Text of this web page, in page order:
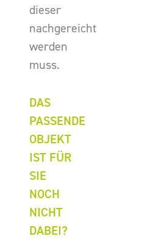
dieser
nachgereicht
werden
muss.
DAS
PASSENDE
OBJEKT
IST FÜR
SIE
NOCH
NICHT
DABEI?